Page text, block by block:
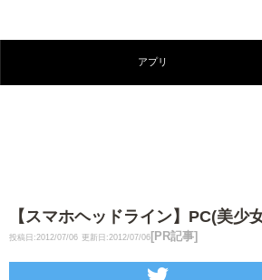
アプリ
【スマホヘッドライン】PC(美
投稿日:2012/07/06 更新日:2012/07/06 [PR記事]